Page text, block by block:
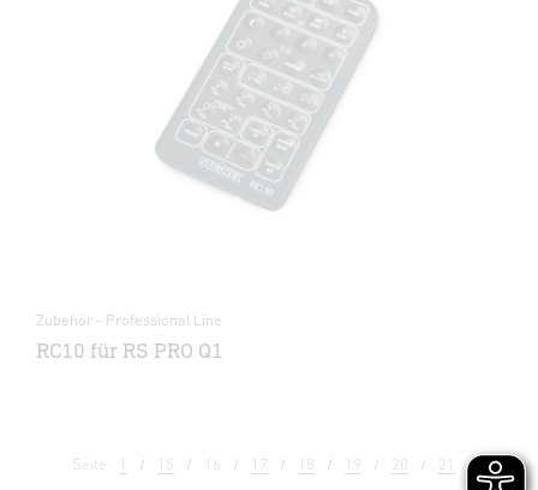
Zubehör - Professional Line
RC10 für RS PRO Q1
Seite 1 15 16 17 18 19 20 21 22